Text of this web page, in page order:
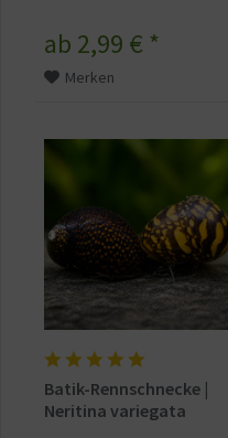
ab 2,99 € *
Merken
Batik-Rennschnecke |
Neritina variegata